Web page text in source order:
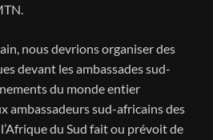
nous devrions organiser des
devant les ambassades sud-
du monde entier
ambassadeurs sud-africains des
du Sud fait ou prévoit de